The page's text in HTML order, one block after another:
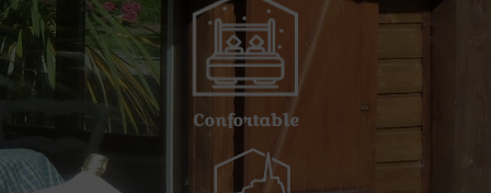
Confortable